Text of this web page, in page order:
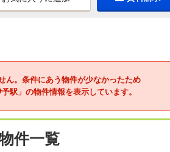
ん。条件にあう物件が少なかったため
駅」の物件情報を表示しています。
件一覧